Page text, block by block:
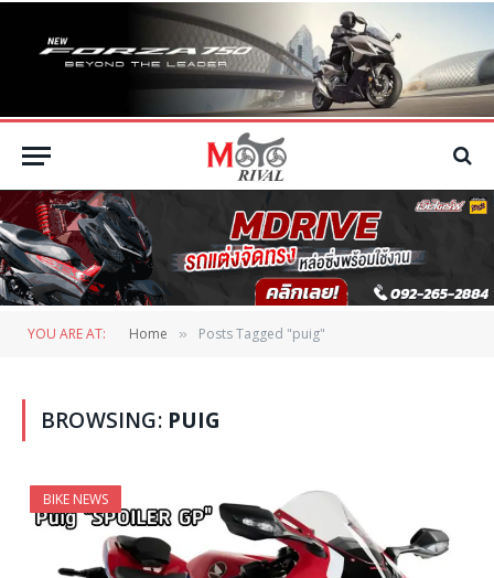
YOU ARE AT: Home » Posts Tagged "puig"
BROWSING: PUIG
BIKE NEWS